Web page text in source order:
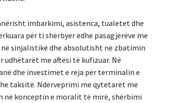
imbarkimi, asistenca, tualetet dhe
për ti shërbyer edhe pasagjerëve me
sinjalistikë dhe absolutisht në zbatimin
me aftësi të kufizuar. Në
dhe investimet e reja për terminalin e
taksitë. Ndërveprimi me qytetarët me
në konceptin e moralit të mirë, shërbimi